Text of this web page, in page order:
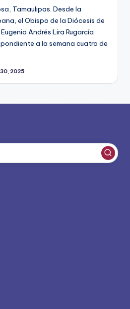
Tamaulipas. Desde la
el Obispo de la Diócesis de
Andrés Lira Rugarcía
a la semana cuatro de
2025